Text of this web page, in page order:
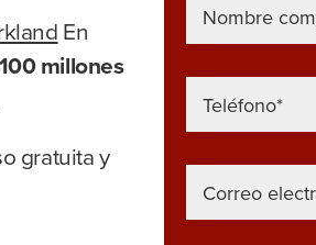
En
millones
gratuita y